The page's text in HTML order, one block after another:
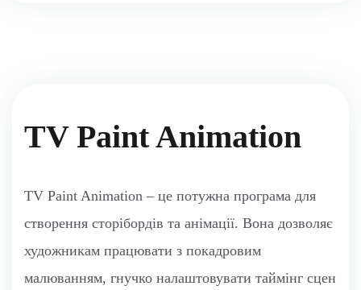
TV Paint Animation
TV Paint Animation – це потужна програма для
створення сторібордів та анімації. Вона дозволяє
художникам працювати з покадровим
малюванням, гнучко налаштовувати таймінг сцен